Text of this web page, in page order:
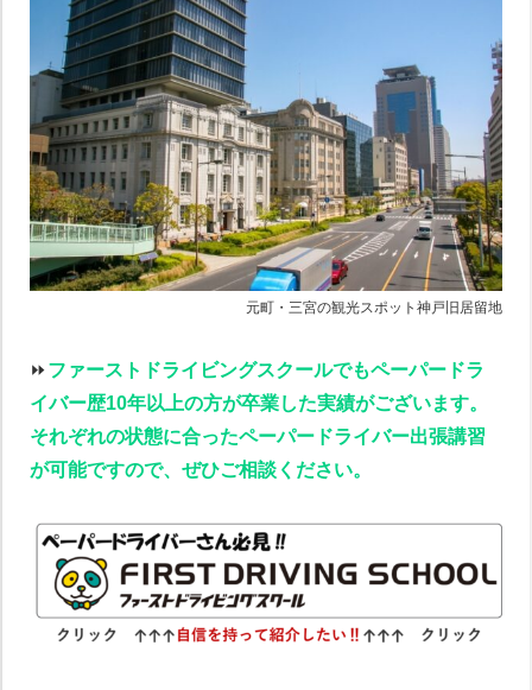
元町・三宮の観光スポット神戸旧居留地
⏩️ファーストドライビングスクールでもペーパードラ
イバー歴10年以上の方が卒業した実績がございます。
それぞれの状態に合ったペーパードライバー出張講習
が可能ですので、ぜひご相談ください。